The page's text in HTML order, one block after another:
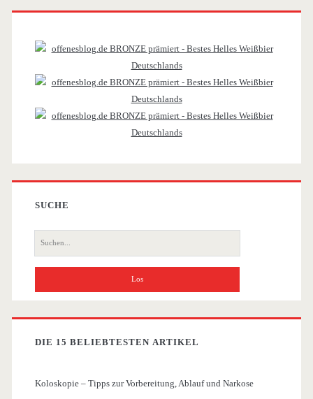
Primäre
Sidebar
SUCHE
Suche
nach:
DIE 15 BELIEBTESTEN ARTIKEL
Koloskopie – Tipps zur Vorbereitung, Ablauf und Narkose